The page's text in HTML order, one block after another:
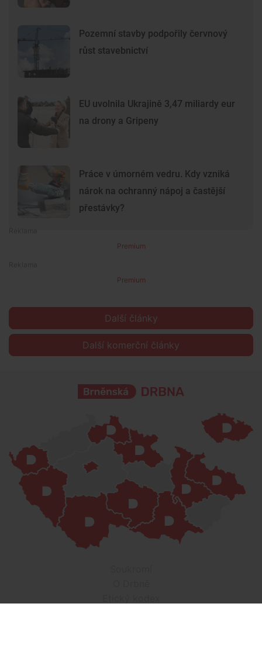
Pozemní stavby podpořily červnový
růst stavebnictví
EU uvolnila Ukrajině 3,47 miliardy eur
na drony a Gripeny
Práce v úmorném vedru. Kdy vzniká
nárok na ochranný nápoj a častější
přestávky?
Premium
Premium
Další články
Další komerční články